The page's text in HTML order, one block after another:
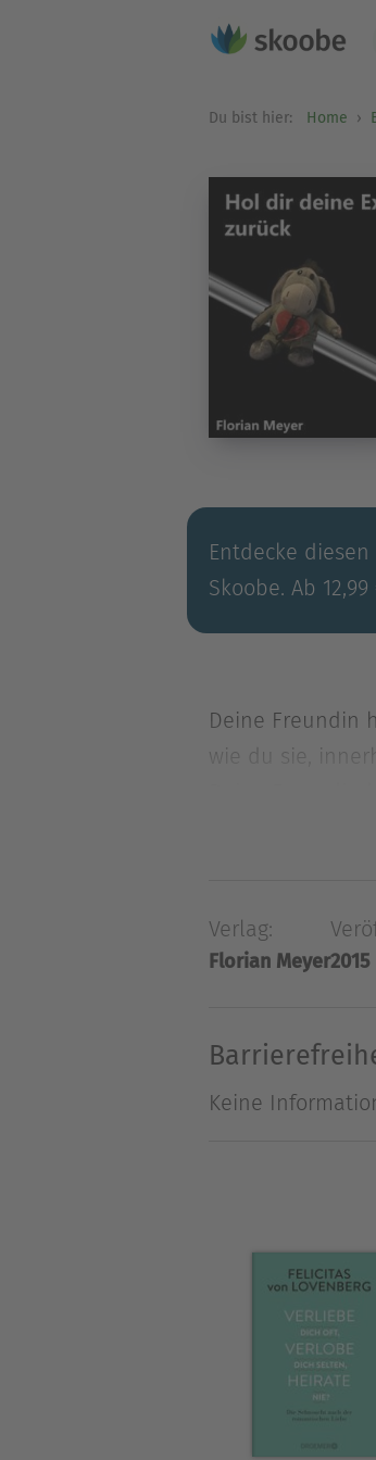
Du bist hier: Home
Entdecke
Skoobe. Ab
Deine Freundin
wie du sie,
wie du sie,
Verlag:
Florian Meyer2015
Keine